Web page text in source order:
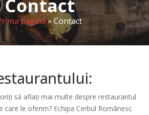
Contact
pagină»Contact
să aflați mai multe despre restaurantul
care le oferim? Echipa Cerbul Românesc